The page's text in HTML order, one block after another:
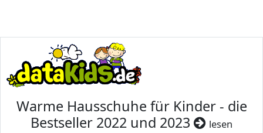
Warme Hausschuhe für Kinder - die
Bestseller 2022 und 2023
lesen